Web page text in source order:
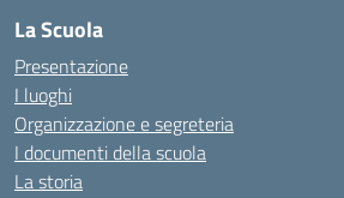
La Scuola
Presentazione
I luoghi
Organizzazione e segreteria
I documenti della scuola
La storia